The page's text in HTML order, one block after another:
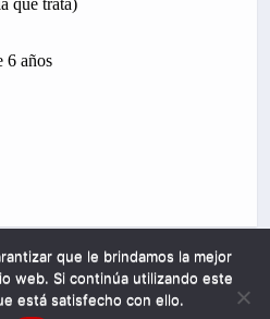
que le brindamos la mejor
web. Si continúa utilizando este
está satisfecho con ello.